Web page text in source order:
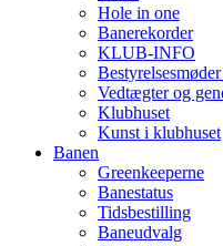
Hole in one
Banerekorder
KLUB-INFO
Vedtægter og
Klubhuset
Kunst i klubhuset
Banen
Greenkeeperne
Banestatus
Tidsbestilling
Baneudvalg